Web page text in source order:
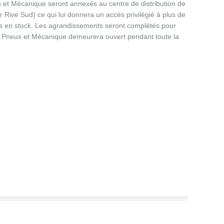
et Mécanique seront annexés au centre de distribution de
Rive Sud) ce qui lui donnera un accès privilégié à plus de
en stock. Les agrandissements seront complétés pour
Pneus et Mécanique demeurera ouvert pendant toute la